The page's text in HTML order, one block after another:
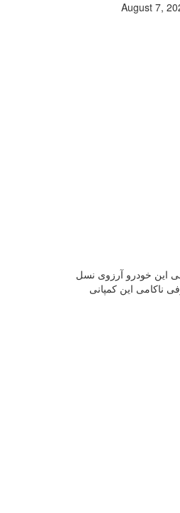
August 7,
زمانی این خودرو آرزوی نسل
ناکامی این کمپانی